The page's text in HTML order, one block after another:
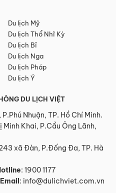
Du lịch Mỹ
Du lịch Thổ Nhĩ Kỳ
Du lịch Bỉ
Du lịch Nga
Du lịch Pháp
Du lịch Ý
DU LỊCH VIỆT
Nhuận, TP. Hồ Chí Minh.
Minh Khai, P.Cầu Ông Lãnh,
xã Đàn, P.Đống Đa, TP. Hà
: 1900 1177
Email: info@dulichviet.com.vn